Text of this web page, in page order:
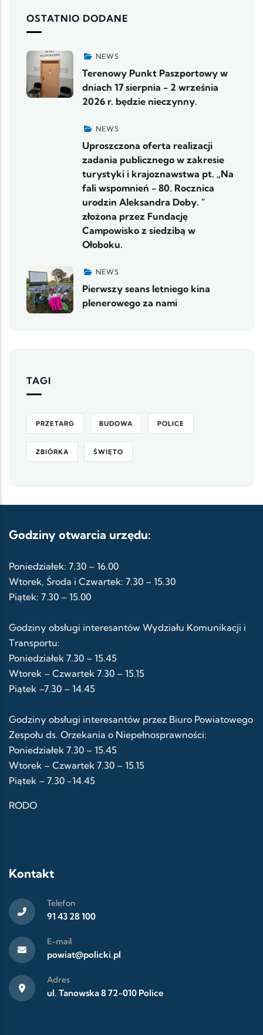
OSTATNIO DODANE
NEWS
Terenowy Punkt Paszportowy w
dniach 17 sierpnia - 2 września
2026 r. będzie nieczynny.
NEWS
Uproszczona oferta realizacji
zadania publicznego w zakresie
turystyki i krajoznawstwa pt. „Na
fali wspomnień - 80. Rocznica
urodzin Aleksandra Doby. "
złożona przez Fundację
Campowisko z siedzibą w
Ołoboku.
NEWS
Pierwszy seans letniego kina
plenerowego za nami
TAGI
PRZETARG BUDOWA POLICE
ZBIÓRKA ŚWIĘTO
Godziny otwarcia urzędu:
Poniedziałek: 7.30 – 16.00
Wtorek, Środa i Czwartek: 7.30 – 15.30
Piątek: 7.30 – 15.00
Godziny obsługi interesantów Wydziału Komunikacji i
Transportu:
Poniedziałek 7.30 – 15.45
Wtorek – Czwartek 7.30 – 15.15
Piątek –7.30 – 14.45
Godziny obsługi interesantów przez Biuro Powiatowego
Zespołu ds. Orzekania o Niepełnosprawności:
Poniedziałek 7.30 – 15.45
Wtorek – Czwartek 7.30 – 15.15
Piątek – 7.30 -14.45
RODO
Kontakt
Telefon
91 43 28 100
E-mail
powiat@policki.pl
Adres
ul. Tanowska 8 72-010 Police